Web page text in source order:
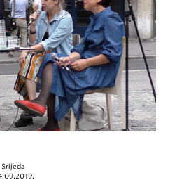
Srijeda